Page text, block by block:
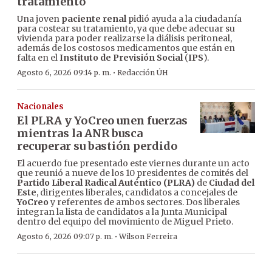
Una joven paciente renalpidió ayuda a la ciudadanía
para costear su tratamiento, ya que debe adecuar su
vivienda para poder realizarse la diálisis peritoneal,
además de los costosos medicamentos que están en
falta en elInstituto de Previsión Social(IPS).
Agosto 6, 2026 09:14 p. m. · Redacción ÚH
Nacionales
El PLRA y YoCreo unen fuerzas
mientras la ANR busca
recuperar su bastión perdido
El acuerdo fue presentado este viernes durante un acto
que reunió a nueve de los 10 presidentes de comités del
Partido Liberal Radical Auténtico (PLRA) de Ciudad del
Este, dirigentes liberales, candidatos a concejales de
YoCreo y referentes de ambos sectores. Dos liberales
integran la lista de candidatos a la Junta Municipal
dentro del equipo del movimiento de Miguel Prieto.
Agosto 6, 2026 09:07 p. m. ·Wilson Ferreira